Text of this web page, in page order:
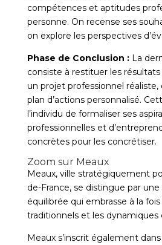
compétences et aptitudes
personne. On recense ses
on explore les perspectives
Phase de Conclusion :La
consiste à restituer les
un projet professionnel réaliste,
plan d’actions personnalisé.
l’individu de formaliser ses
professionnelles et
concrètes pour les concrétiser.
Zoom sur Meaux
Meaux, ville stratégiquement
de-France, se distingue par
équilibrée qui embrasse à la
traditionnels et les dynamiques
Meaux s’inscrit également